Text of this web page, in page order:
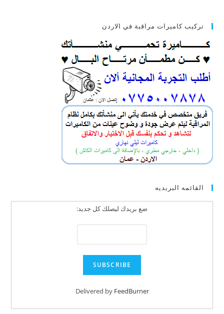
تركيب كاميرات مراقبة في الاردن
القائمه البريديه
ضع بريدك ليصلك كل جديد:
Delivered by FeedBurner